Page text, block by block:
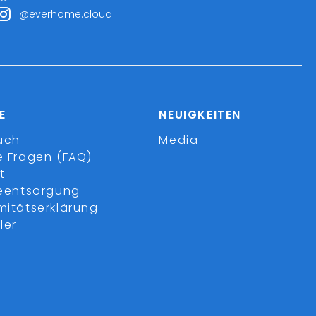
@everhome.cloud
Fragen (FAQ)
NEUIGKEITEN
Media